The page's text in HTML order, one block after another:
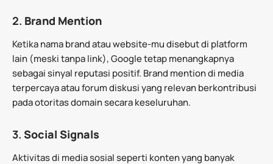
2. Brand Mention
Ketika nama brand atau website-mu disebut di platform
lain (meski tanpa link), Google tetap menangkapnya
sebagai sinyal reputasi positif. Brand mention di media
terpercaya atau forum diskusi yang relevan berkontribusi
pada otoritas domain secara keseluruhan.
3. Social Signals
Aktivitas di media sosial seperti konten yang banyak